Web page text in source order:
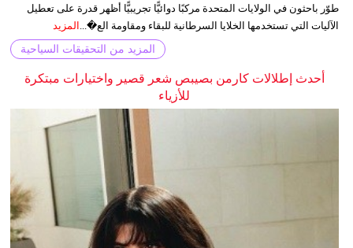
طوّر باحثون في الولايات المتحدة مركبًا دوائيًّا تجريبيًّا أظهر قدرة على تعطيل
الآليات التي تستخدمها الخلايا السرطانية للبقاء ومقاومة الع�...
المزيد
المزيد من التحقيقات السياحية
أحدث إطلالات كارمن بصيبص شعر قصير واختيارات مبتكرة
للأزياء